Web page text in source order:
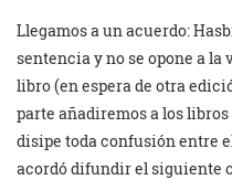
Llegamos a un acuerdo:
sentencia y no se opone a la
libro (en espera de otra
parte añadiremos a los
disipe toda confusión entre
acordó difundir el siguiente